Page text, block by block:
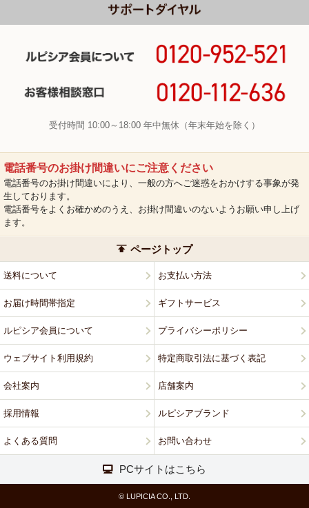
受付時間 10:00～18:00 年中無休（年末年始を除く）
電話番号のお掛け間違いにご注意ください
電話番号のお掛け間違いにより、一般の方へご迷惑をおかけする事象が発
生しております。
電話番号をよくお確かめのうえ、お掛け間違いのないようお願い申し上げ
ます。
ページトップ
送料について お支払い方法
お届け時間帯指定 ギフトサービス
ルピシア会員について プライバシーポリシー
ウェブサイト利用規約 特定商取引法に基づく表記
会社案内 店舗案内
採用情報 ルピシアブランド
よくある質問 お問い合わせ
PCサイトはこちら
© LUPICIA CO., LTD.